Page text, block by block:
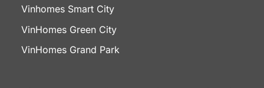
Vinhomes Smart City
VinHomes Green City
VinHomes Grand Park